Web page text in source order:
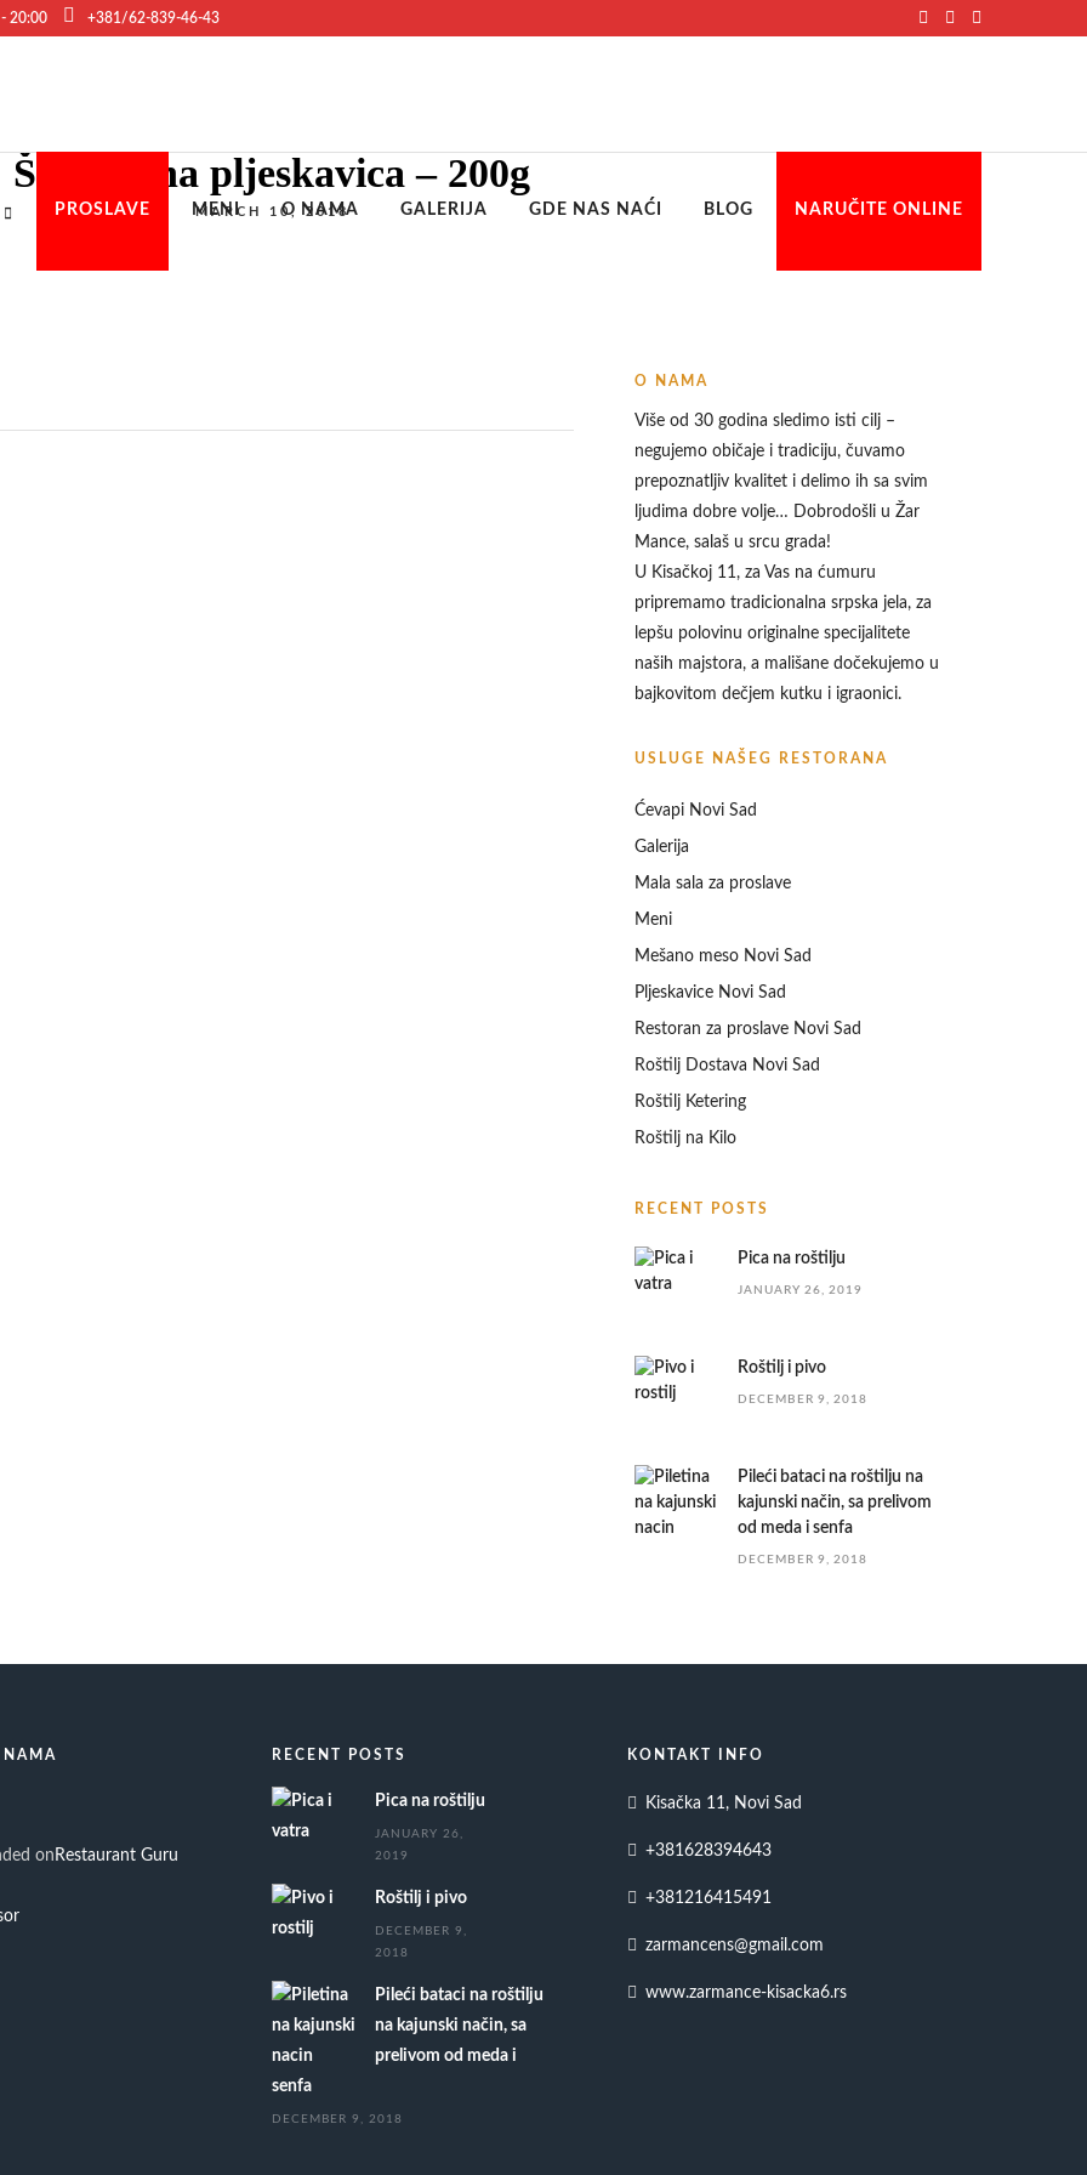
20:00 +381/62-839-46-43
PROSLAVE MENI O NAMA GALERIJA GDE NAS NAĆI BLOG NARUČITE ONLINE
Špikovana pljeskavica – 200g
MARCH 10, 2018
O NAMA
Više od 30 godina sledimo isti cilj –
negujemo običaje i tradiciju, čuvamo
prepoznatljiv kvalitet i delimo ih sa svim
ljudima dobre volje… Dobrodošli uŽar
Mance, salaš u srcu grada!
U Kisačkoj 11, za Vas na ćumuru
pripremamo tradicionalna srpska jela, za
lepšu polovinu originalne specijalitete
naših majstora, a mališane dočekujemo u
bajkovitom dečjem kutku i igraonici.
USLUGE NAŠEG RESTORANA
Ćevapi Novi Sad
Galerija
Mala sala za proslave
Meni
Mešano meso Novi Sad
Pljeskavice Novi Sad
Restoran za proslave Novi Sad
Roštilj Dostava Novi Sad
Roštilj Ketering
Roštilj na Kilo
RECENT POSTS
Pica na roštilju
JANUARY 26, 2019
Roštilj i pivo
DECEMBER 9, 2018
Pileći bataci na roštilju na
kajunski način, sa prelivom
od meda i senfa
DECEMBER 9, 2018
on Restaurant Guru
RECENT POSTS
Pica na roštilju
JANUARY 26,
2019
Roštilj i pivo
DECEMBER 9,
2018
Pileći bataci na roštilju
na kajunski način, sa
prelivom od meda i
senfa
DECEMBER 9, 2018
KONTAKT INFO
Kisačka 11, Novi Sad
+381628394643
+381216415491
zarmancens@gmail.com
www.zarmance-kisacka6.rs